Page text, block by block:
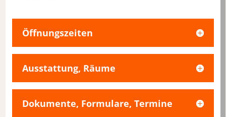
Öffnungszeiten
Ausstattung, Räume
Dokumente, Formulare, Termine